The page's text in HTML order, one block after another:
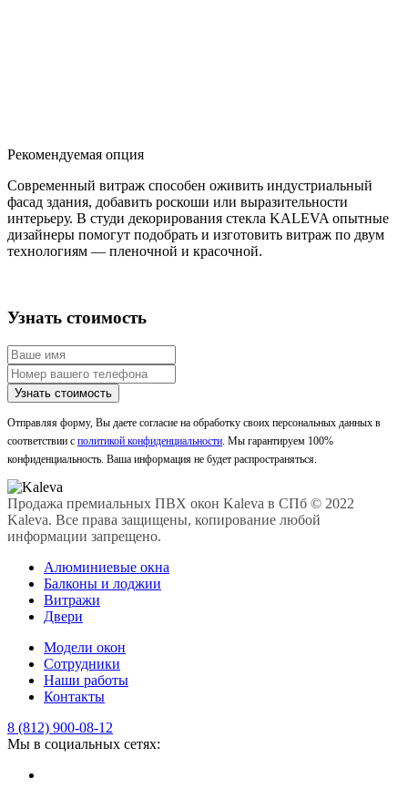
Рекомендуемая опция
Современный витраж способен оживить индустриальный
фасад здания, добавить роскоши или выразительности
интерьеру. В студи декорирования стекла KALEVA опытные
дизайнеры помогут подобрать и изготовить витраж по двум
технологиям — пленочной и красочной.
Узнать стоимость
Отправляя форму, Вы даете согласие на обработку своих персональных данных в
соответствии с политикой конфиденциальности . Мы гарантируем 100%
конфиденциальность. Ваша информация не будет распространяться.
Продажа премиальных ПВХ окон Kaleva в СПб © 2022
Kaleva. Все права защищены, копирование любой
информации запрещено.
Алюминиевые окна
Балконы и лоджии
Витражи
Двери
Модели окон
Сотрудники
Наши работы
Контакты
8 (812) 900-08-12
Мы в социальных сетях: